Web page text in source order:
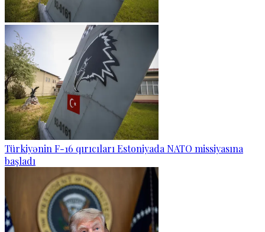
Türkiyənin F-16 qırıcıları Estoniyada NATO missiyasına
başladı